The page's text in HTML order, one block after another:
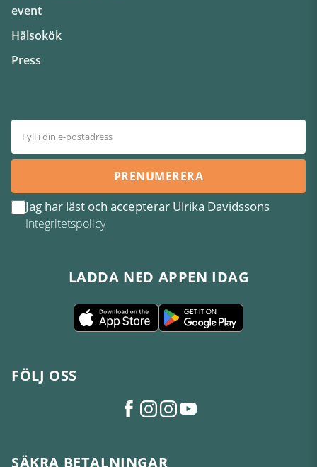
event
Hälsokök
Press
PRENUMERERA
Jag har läst och accepterar Ulrika Davidssons
Integritetspolicy
LADDA NED APPEN IDAG
FÖLJ OSS
SÄKRA BETALNINGAR